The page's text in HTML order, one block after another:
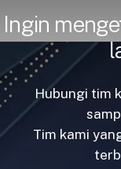
Ingin
Hubungi tim
Tim kami